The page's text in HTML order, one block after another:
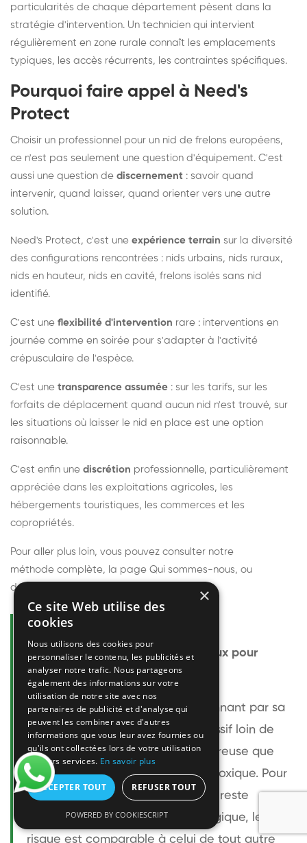
particularités de chaque département pèsent dans la
stratégie d'intervention. Un technicien qui intervient
régulièrement en zone rurale connaît les emplacements
typiques, les accès récurrents, les contraintes spécifiques.
Pourquoi faire appel à Need's
Protect
Choisir un professionnel pour un nid de frelons européens,
ce n'est pas seulement une question d'équipement. C'est
aussi une question de discernement : savoir quand
intervenir, quand laisser, quand orienter vers une autre
solution.
Need's Protect, c'est une expérience terrain sur la diversité
des configurations rencontrées : nids urbains, nids ruraux,
nids en hauteur, nids en cavité, frelons isolés sans nid
identifié.
C'est une flexibilité d'intervention rare : interventions en
journée comme en soirée pour s'adapter à l'activité
crépusculaire de l'espèce.
C'est une transparence assumée : sur les tarifs, sur les
forfaits de déplacement quand aucun nid n'est trouvé, sur
les situations où laisser le nid en place est une option
raisonnable.
C'est enfin une discrétion professionnelle, particulièrement
appréciée dans les exploitations agricoles, les
hébergements touristiques, les commerces et les
copropriétés.
Pour aller plus loin, vous pouvez consulter notre
méthode complète, la page Qui sommes-nous, ou
découvrir
Questions fréquentes
Le frelon européen est-il dangereux pour
l'homme ?
Le frelon européen est impressionnant par sa
taille mais relativement peu agressif loin de
son nid. Sa piqûre est plus douloureuse que
celle d'une guêpe sans être plus toxique. Pour
une personne non allergique, elle reste
bénigne. Pour une personne allergique, le
risque est comparable à celui de tout autre
×
Ce site Web utilise des
cookies
Nous utilisons des cookies pour
personnaliser le contenu, les publicités et
analyser notre trafic. Nous partageons
également des informations sur votre
utilisation de notre site avec nos
partenaires de publicité et d'analyse qui
peuvent les combiner avec d'autres
informations que vous leur avez fournies ou
qu'ils ont collectées lors de votre utilisation
de leurs services. En savoir plus
ACCEPTER TOUT REFUSER TOUT
POWERED BY COOKIESCRIPT